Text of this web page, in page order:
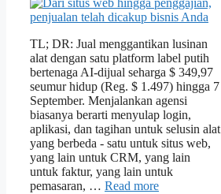
TL; DR: Jual menggantikan lusinan
alat dengan satu platform label putih
bertenaga AI-dijual seharga $ 349,97
seumur hidup (Reg. $ 1.497) hingga 7
September. Menjalankan agensi
biasanya berarti menyulap login,
aplikasi, dan tagihan untuk selusin alat
yang berbeda - satu untuk situs web,
yang lain untuk CRM, yang lain
untuk faktur, yang lain untuk
pemasaran, … Read more